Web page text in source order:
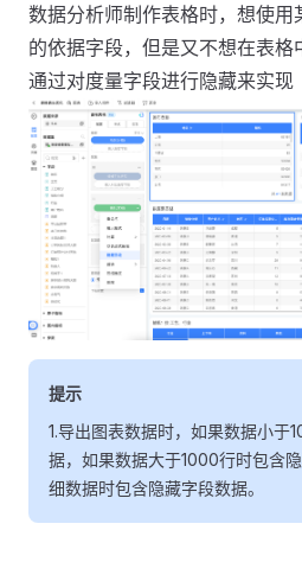
数据分析师制作表格时，想使
的依据字段，但是又不想在表
通过对度量字段进行隐藏来实现
提示
1.导出图表数据时，如果数据小于
据，如果数据大于1000行时包含
细数据时包含隐藏字段数据。